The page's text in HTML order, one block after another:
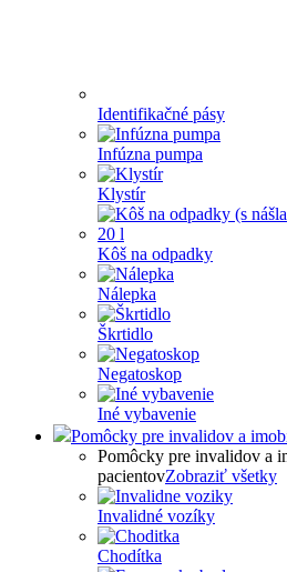
Identifikačné pásy
Infúzna pumpa
Klystír
Kôš na odpadky
Nálepka
Škrtidlo
Negatoskop
Iné vybavenie
Pomôcky pre invalidov a
Pomôcky pre invalidov a
pacientovZobraziť všetky
Invalidné vozíky
Chodítka